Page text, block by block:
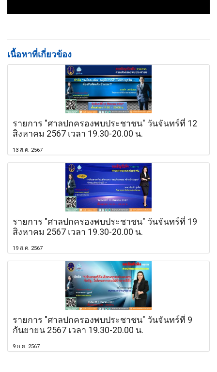
เนื้อหาที่เกี่ยวข้อง
รายการ "ศาลปกครองพบประชาชน" วันจันทร์ที่ 12
สิงหาคม 2567 เวลา 19.30-20.00 น.
13 ส.ค. 2567
รายการ "ศาลปกครองพบประชาชน" วันจันทร์ที่ 19
สิงหาคม 2567 เวลา 19.30-20.00 น.
19 ส.ค. 2567
รายการ "ศาลปกครองพบประชาชน" วันจันทร์ที่ 9
กันยายน 2567 เวลา 19.30-20.00 น.
9 ก.ย. 2567